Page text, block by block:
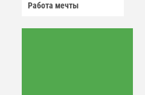
Работа мечты